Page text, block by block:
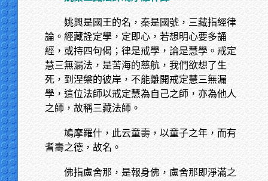
姚興是國王的名，秦是國號，三藏指經律
論。經藏詮定學，定即心，若想明心要多誦
經，或持四句偈；律是戒學，論是慧學。戒定
慧三無漏法，是苦海的慈航，我們欲想了生
死，到涅槃的彼岸，不能離開戒定慧三無漏
學，這位法師以戒定慧為自己之師，亦為他人
之師，故稱三藏法師。
鳩摩羅什，此云童壽，以童子之年，而有
耆壽之德，故名。
佛指盧舍那，是報身佛，盧舍那即淨滿之